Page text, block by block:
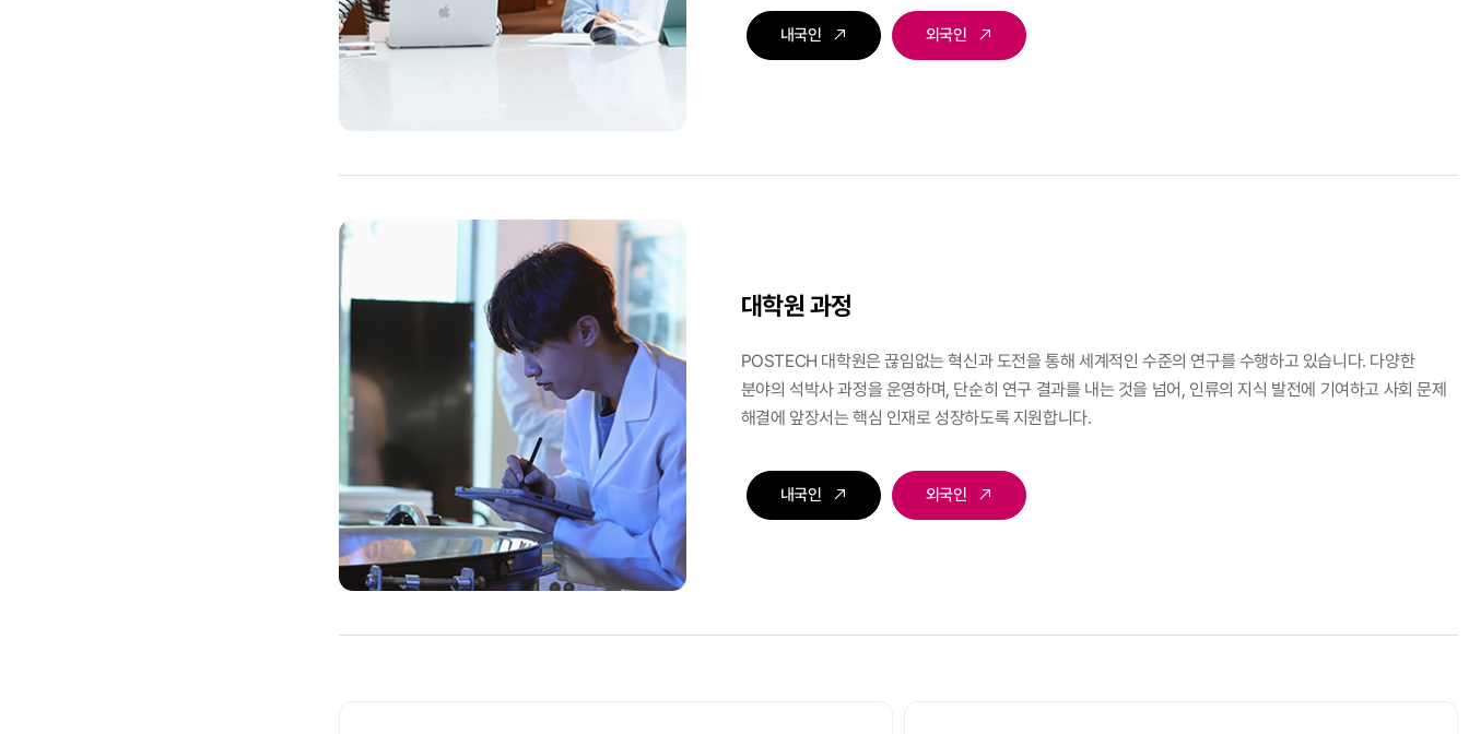
내국인 외국인
대학원 과정
POSTECH 대학원은 끊임없는 혁신과 도전을 통해 세계적인 수준의 연구를 수행하고 있습니다. 다양한
분야의 석박사 과정을 운영하며, 단순히 연구 결과를 내는 것을 넘어, 인류의 지식 발전에 기여하고 사회 문제
해결에 앞장서는 핵심 인재로 성장하도록 지원합니다.
내국인 외국인